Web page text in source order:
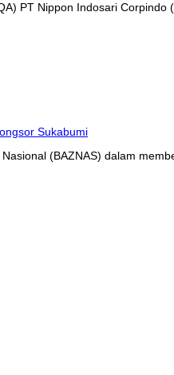
PT Nippon Indosari
(BAZNAS) dalam